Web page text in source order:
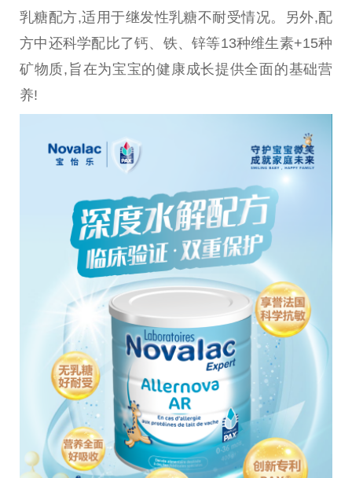
乳糖配方,适用于继发性乳糖不耐受情况。另外,配
方中还科学配比了钙、铁、锌等13种维生素+15种
矿物质,旨在为宝宝的健康成长提供全面的基础营
养!